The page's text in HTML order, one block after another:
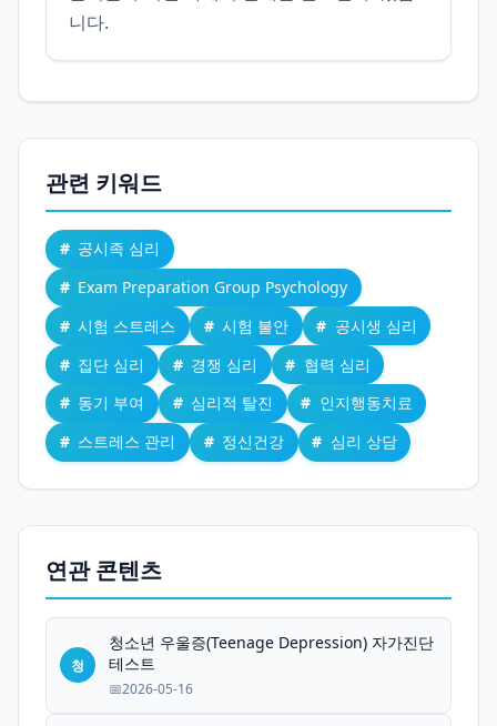
니다.
관련 키워드
공시족 심리
Exam Preparation Group Psychology
시험 스트레스
시험 불안
공시생 심리
집단 심리
경쟁 심리
협력 심리
동기 부여
심리적 탈진
인지행동치료
스트레스 관리
정신건강 심리 상담
연관 콘텐츠
청
청소년 우울증(Teenage Depression) 자가진단
테스트
2026-05-16